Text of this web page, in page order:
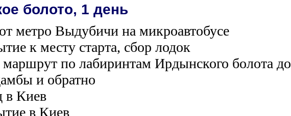
болото, 1 день
метро Выдубичи на микроавтобусе
к месту старта, сбор лодок
маршрут по лабиринтам Ирдынского болота до
и обратно
в Киев
в Киев